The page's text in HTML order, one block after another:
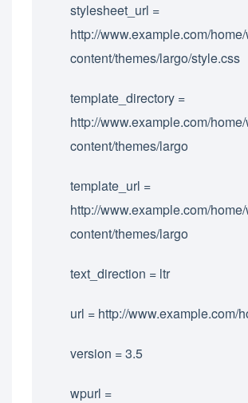
stylesheet_url =
http://www.example.com/
content/themes/largo/style.css
template_directory =
http://www.example.com/
content/themes/largo
template_url =
http://www.example.com/
content/themes/largo
text_direction = ltr
url = http://www.example.com/
version = 3.5
wpurl =